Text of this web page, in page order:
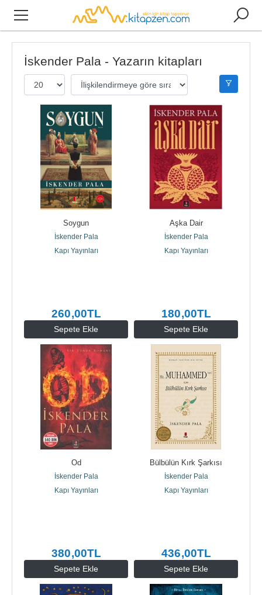
İskender Pala - Yazarın kitapları
Sepete Ekle
Soygun
İskender Pala
Kapı Yayınları
260,00TL
Sepete Ekle
Aşka Dair
İskender Pala
Kapı Yayınları
180,00TL
Sepete Ekle
Od
İskender Pala
Kapı Yayınları
380,00TL
Sepete Ekle
Bülbülün Kırk Şarkısı
İskender Pala
Kapı Yayınları
436,00TL